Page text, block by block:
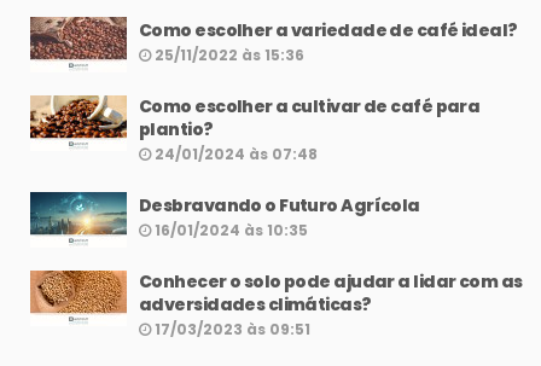
Como escolher a variedade de café ideal?
25/11/2022 às 15:36
Como escolher a cultivar de café para
plantio?
24/01/2024 às 07:48
Desbravando o Futuro Agrícola
16/01/2024 às 10:35
Conhecer o solo pode ajudar a lidar com as
adversidades climáticas?
17/03/2023 às 09:51